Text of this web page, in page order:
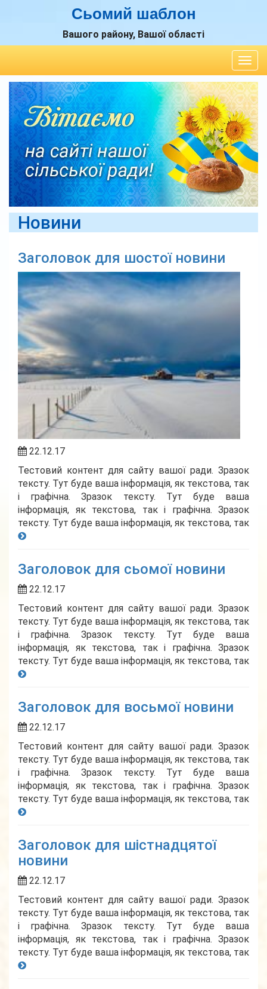
Сьомий шаблон
Вашого району, Вашої області
Новини
Заголовок для шостої новини
22.12.17
Тестовий контент для сайту вашої ради. Зразок
тексту. Тут буде ваша інформація, як текстова, так
і графічна. Зразок тексту. Тут буде ваша
інформація, як текстова, так і графічна. Зразок
тексту. Тут буде ваша інформація, як текстова, так
Заголовок для сьомої новини
22.12.17
Тестовий контент для сайту вашої ради. Зразок
тексту. Тут буде ваша інформація, як текстова, так
і графічна. Зразок тексту. Тут буде ваша
інформація, як текстова, так і графічна. Зразок
тексту. Тут буде ваша інформація, як текстова, так
Заголовок для восьмої новини
22.12.17
Тестовий контент для сайту вашої ради. Зразок
тексту. Тут буде ваша інформація, як текстова, так
і графічна. Зразок тексту. Тут буде ваша
інформація, як текстова, так і графічна. Зразок
тексту. Тут буде ваша інформація, як текстова, так
Заголовок для шістнадцятої
новини
22.12.17
Тестовий контент для сайту вашої ради. Зразок
тексту. Тут буде ваша інформація, як текстова, так
і графічна. Зразок тексту. Тут буде ваша
інформація, як текстова, так і графічна. Зразок
тексту. Тут буде ваша інформація, як текстова, так